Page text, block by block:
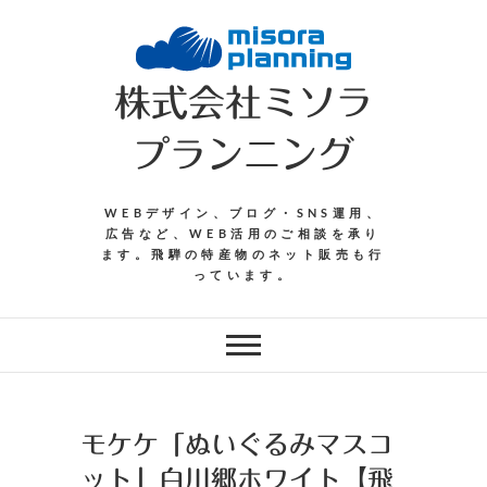
株式会社ミソラ
プランニング
WEBデザイン、ブログ・SNS運用、
広告など、WEB活用のご相談を承り
ます。飛騨の特産物のネット販売も行
っています。
モケケ「ぬいぐるみマスコ
ット」白川郷ホワイト【飛